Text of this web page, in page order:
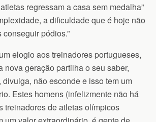
regressam a casa sem medalha”
a dificuldade que é hoje não
pódios.”
elogio aos treinadores portugueses,
nova geração partilha o seu saber,
não esconde e isso tem um
Estes homens (infelizmente não há
treinadores de atletas olímpicos